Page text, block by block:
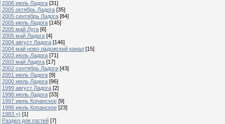
2006 июль Ладога [31]
2005 октябрь Ладога [35]
2005 сентябрь Ладога [84]
2005 июль Ладога [145]
2005 май Луга [6]
2005 май Ладога [4]
2004 август Ладога [146]
2004 май ново ладожский канал [15]
2003 июль Ладога [71]
2003 май Ладога [17]
2002 сентябрь Ладога [43]
2001 июль Ладога [9]
2000 июль Ладога [96]
1999 август Ладога [2]
1998 июль Ладога [33]
1997 июнь Копанское [9]
1996 июль Копанское [23]
1983 =) [1]
Раздел для гостей [7]